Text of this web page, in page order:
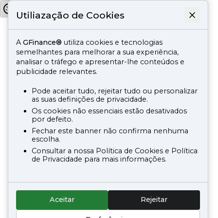
Utiliazação de Cookies
AGFinance® utiliza cookies e tecnologias
semelhantes para melhorar a sua experiência,
analisar o tráfego e apresentar-lhe conteúdos e
publicidade relevantes.
Pode aceitar tudo, rejeitar tudo ou personalizar
as suas definições de privacidade.
Os cookies não essenciais estão desativados
por defeito.
Fechar este banner não confirma nenhuma
escolha.
Consultar a nossa Política de Cookies e Política
de Privacidade para mais informações.
Aceitar Rejeitar